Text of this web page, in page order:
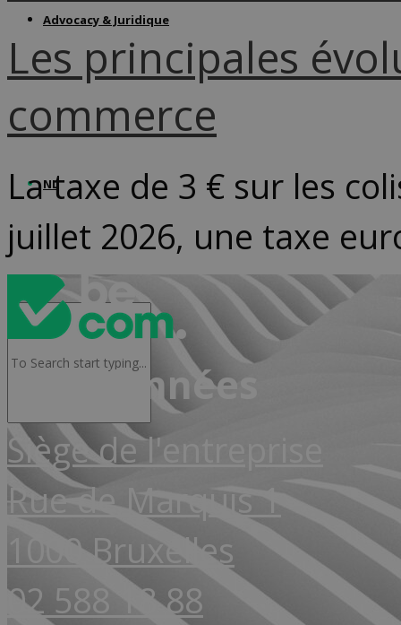
Advocacy & Juridique
NL
Les principales
commerce
La taxe de 3 € sur les
juillet 2026, une taxe
Coordonnées
Siège de l'entreprise
Rue de Marquis 1
1000 Bruxelles
02 588 18 88